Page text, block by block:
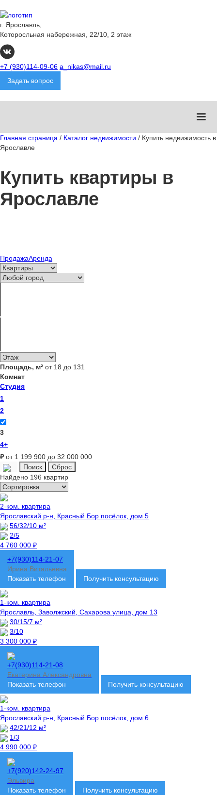
г. Ярославль,
Которосльная набережная, 22/10, 2 этаж
+7 (930)114-09-06 a_nikas@mail.ru
Задать вопрос
Главная страница / Каталог недвижимости / Купить недвижимость в
Ярославле
Купить квартиры в
Ярославле
ПродажаАренда
Площадь, м² от 18 до 131
Комнат
Студия
1
2
3
4+
₽ от 1 199 900 до 32 000 000
Найдено 196 квартир
2-ком. квартира
Ярославский р-н, Красный Бор посёлок, дом 5
56/32/10 м²
2/5
4 760 000 ₽
+7(930)114-21-07
Ирина Витальевна
Показать телефон
Получить консультацию
1-ком. квартира
Ярославль, Заволжский, Сахарова улица, дом 13
30/15/7 м²
3/10
3 300 000 ₽
+7(930)114-21-08
Екатерина Александровна
Показать телефон
Получить консультацию
1-ком. квартира
Ярославский р-н, Красный Бор посёлок, дом 6
42/21/12 м²
1/3
4 990 000 ₽
+7(920)142-24-97
Эльвира
Показать телефон
Получить консультацию